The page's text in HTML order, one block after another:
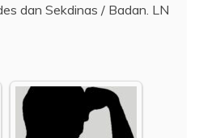
dan Sekdinas / Badan. LN